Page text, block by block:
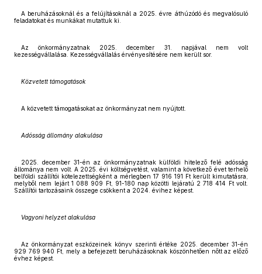
A beruházásoknál és a felújításoknál a 2025. évre áthúzódó és megvalósuló
feladatokat és munkákat mutattuk ki.
Az önkormányzatnak 2025. december 31. napjával nem volt
kezességvállalása. Kezességvállalás érvényesítésére nem került sor.
Közvetett támogatások
A közvetett támogatásokat az önkormányzat nem nyújtott.
Adósság állomány alakulása
2025. december 31-én az önkormányzatnak külföldi hitelező felé adósság
állománya nem volt. A 2025. évi költségvetést, valamint a következő évet terhelő
belföldi szállítói kötelezettségként a mérlegben 17 916 191 Ft került kimutatásra,
melyből nem lejárt 1 088 909 Ft, 91-180 nap közötti lejáratú 2 718 414 Ft volt.
Szállítói tartozásaink összege csökkent a 2024. évihez képest.
Vagyoni helyzet alakulása
Az önkormányzat eszközeinek könyv szerinti értéke 2025. december 31-én
929 769 940 Ft, mely a befejezett beruházásoknak köszönhetően nőtt az előző
évhez képest.